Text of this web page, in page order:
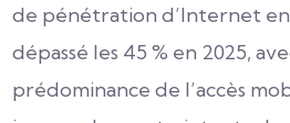
de pénétration d’Internet en
dépassé les 45 % en 2025,
prédominance de l’accès